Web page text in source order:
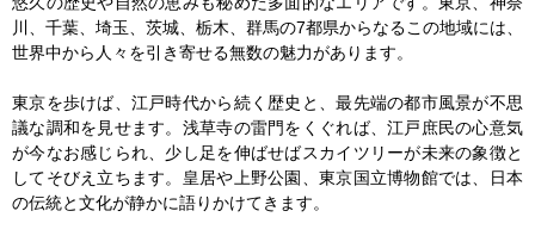
川、千葉、埼玉、茨城、栃木、群馬の7都県からなるこの地域には、
世界中から人々を引き寄せる無数の魅力があります。
東京を歩けば、江戸時代から続く歴史と、最先端の都市風景が不思
議な調和を見せます。浅草寺の雷門をくぐれば、江戸庶民の心意気
が今なお感じられ、少し足を伸ばせばスカイツリーが未来の象徴と
してそびえ立ちます。皇居や上野公園、東京国立博物館では、日本
の伝統と文化が静かに語りかけてきます。